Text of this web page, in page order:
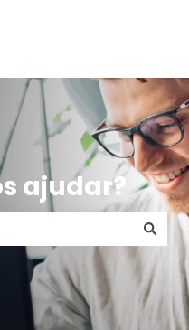
ajudar?
o campo de pesquisa